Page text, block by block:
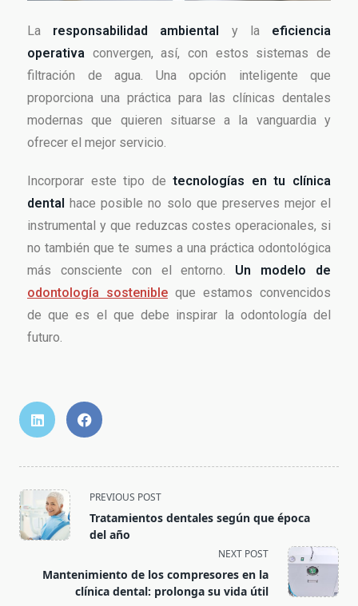
La responsabilidad ambiental y la eficiencia
operativa convergen, así, con estos sistemas de
filtración de agua. Una opción inteligente que
proporciona una práctica para las clínicas dentales
modernas que quieren situarse a la vanguardia y
ofrecer el mejor servicio.
Incorporar este tipo detecnologías en tu clínica
dental hace posible no solo que preserves mejor el
instrumental y que reduzcas costes operacionales, si
no también que te sumes a una práctica odontológica
más consciente con el entorno. Un modelo de
odontología sostenible que estamos convencidos
de que es el que debe inspirar la odontología del
futuro.
PREVIOUS POST
Tratamientos dentales según que época
del año
NEXT POST
Mantenimiento de los compresores en la
clínica dental: prolonga su vida útil